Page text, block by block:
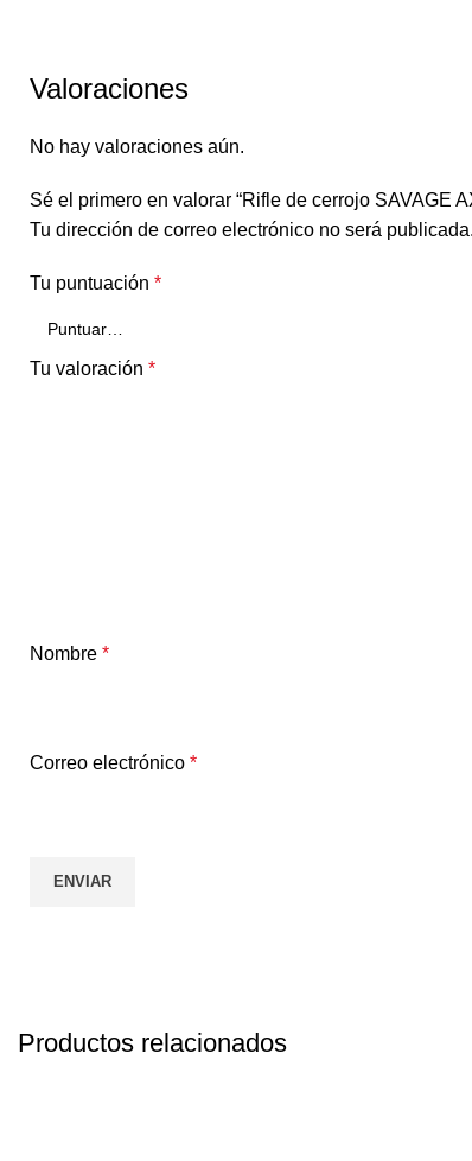
Valoraciones
No hay valoraciones aún.
Sé el primero en valorar “Rifle de cerrojo SAVAGE
Tu dirección de correo electrónico no será publicada.
Tu puntuación *
Tu valoración *
Nombre *
Correo electrónico *
Productos relacionados